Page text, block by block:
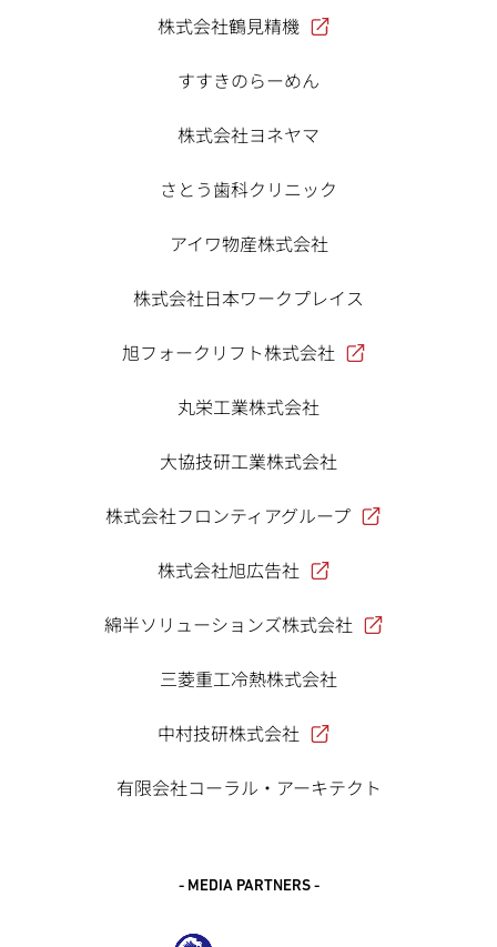
株式会社鶴見精機
すすきのらーめん
株式会社ヨネヤマ
さとう歯科クリニック
アイワ物産株式会社
株式会社日本ワークプレイス
旭フォークリフト株式会社
丸栄工業株式会社
大協技研工業株式会社
株式会社フロンティアグループ
株式会社旭広告社
綿半ソリューションズ株式会社
三菱重工冷熱株式会社
中村技研株式会社
有限会社コーラル・アーキテクト
- MEDIA PARTNERS -